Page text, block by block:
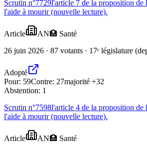
Scrutin n°7729l'article 7 de la proposition de
l'aide à mourir (nouvelle lecture).
Article AN🏥 Santé
26 juin 2026 · 87 votants · 17ᵉ législature
Adopté
Pour: 59Contre: 27majorité +32
Abstention: 1
Scrutin n°7598l'article 4 de la proposition de
l'aide à mourir (nouvelle lecture).
Article AN🏥 Santé